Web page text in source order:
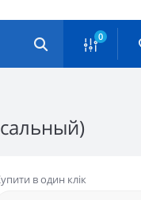
0
в один клік